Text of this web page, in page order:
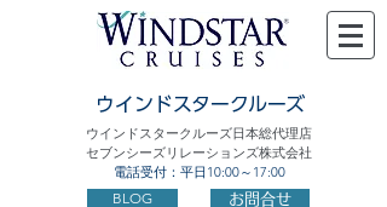
ウインドスタークルーズ
ウインドスタークルーズ日本総代理店
セブンシーズリレーションズ株式会社
電話受付：平日10:00～17:00
BLOG お問合せ